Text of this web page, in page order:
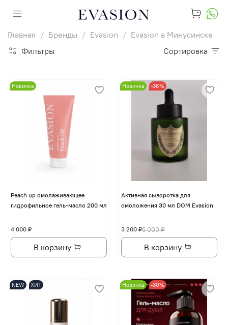
Главная Бренды Evasion
Evasion в Минусинске
Фильтры
Сортировка
Новинка
Peach up омолаживающее
гидрофильное гель-масло 200 мл
4 000 ₽
В корзину
Новинка -36%
Активная сыворотка для
омоложения 30 мл DOM Evasion
5 000 ₽
3 200 ₽
В корзину
NEW ХИТ Новинка -30%